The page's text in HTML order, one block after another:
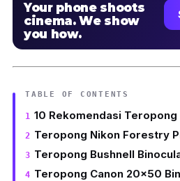
Your phone shoots
cinema. We show
you how.
TABLE OF CONTENTS
10 Rekomendasi
Teropong Nikon Forestry
Teropong Bushnell
Teropong Canon 20x50